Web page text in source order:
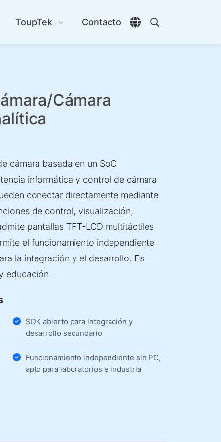
ToupTek Contacto
Abrir selector de
Abrir búsqueda
Cámara
cámara basada en un SoC
informática y control de cámara
conectar directamente mediante
de control, visualización,
pantallas TFT-LCD multitáctiles
el funcionamiento independiente
la integración y el desarrollo. Es
educación.
SDK abierto para integración y
desarrollo secundario
Funcionamiento independiente sin PC,
apto para laboratorios e industria